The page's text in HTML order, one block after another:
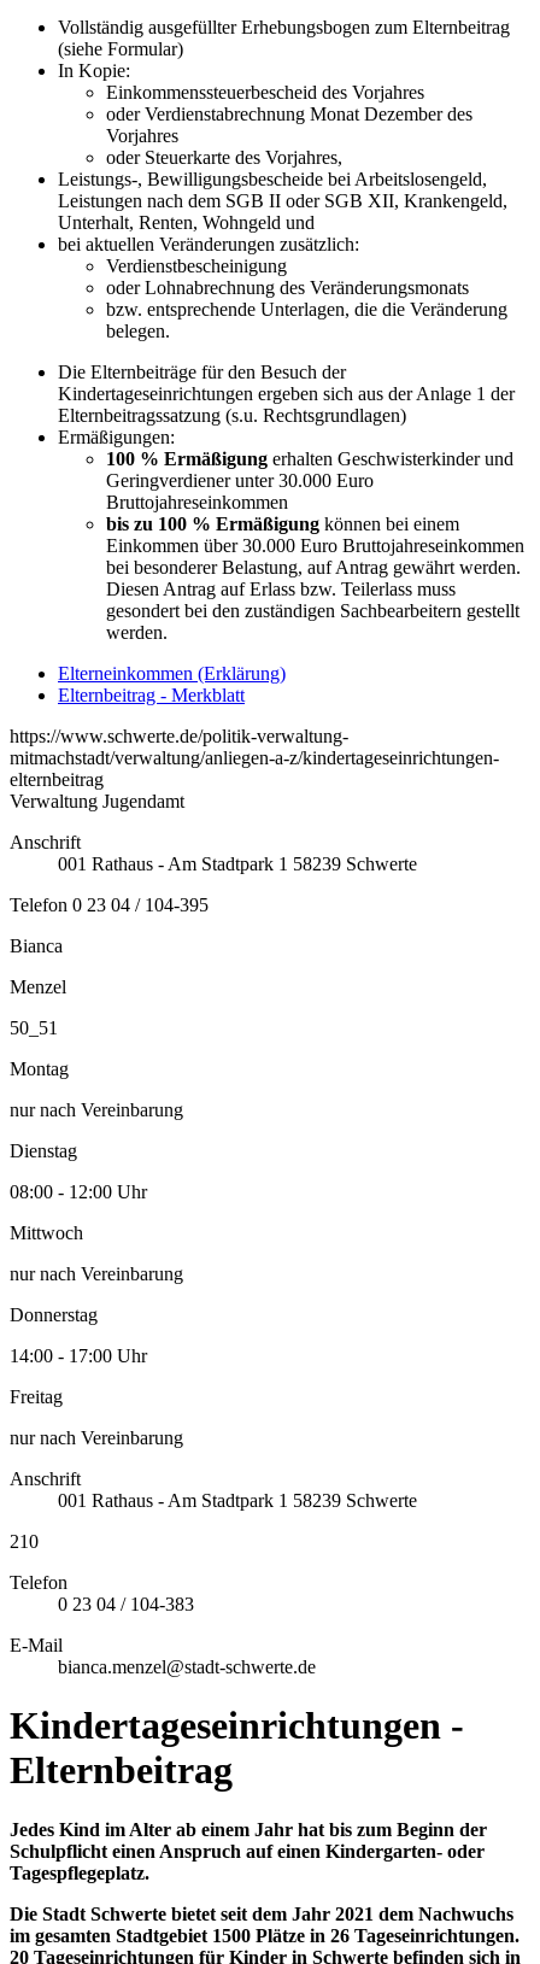
Vollständig ausgefüllter Erhebungsbogen zum Elternbeitrag
(siehe Formular)
In Kopie:
Einkommenssteuerbescheid des Vorjahres
oder Verdienstabrechnung Monat Dezember des
Vorjahres
oder Steuerkarte des Vorjahres,
Leistungs-, Bewilligungsbescheide bei Arbeitslosengeld,
Leistungen nach dem SGB II oder SGB XII, Krankengeld,
Unterhalt, Renten, Wohngeld und
bei aktuellen Veränderungen zusätzlich:
Verdienstbescheinigung
oder Lohnabrechnung des Veränderungsmonats
bzw. entsprechende Unterlagen, die die Veränderung
belegen.
Die Elternbeiträge für den Besuch der
Kindertageseinrichtungen ergeben sich aus der Anlage 1 der
Elternbeitragssatzung (s.u. Rechtsgrundlagen)
Ermäßigungen:
100 % Ermäßigung erhalten Geschwisterkinder und
Geringverdiener unter 30.000 Euro
Bruttojahreseinkommen
bis zu 100 % Ermäßigung können bei einem
Einkommen über 30.000 Euro Bruttojahreseinkommen
bei besonderer Belastung, auf Antrag gewährt werden.
Diesen Antrag auf Erlass bzw. Teilerlass muss
gesondert bei den zuständigen Sachbearbeitern gestellt
werden.
Elterneinkommen (Erklärung)
Elternbeitrag - Merkblatt
https://www.schwerte.de/politik-verwaltung-
mitmachstadt/verwaltung/anliegen-a-z/kindertageseinrichtungen-
elternbeitrag
Verwaltung Jugendamt
Anschrift
001 Rathaus - Am Stadtpark 1 58239 Schwerte
Telefon 0 23 04 / 104-395
Bianca
Menzel
50_51
Montag
nur nach Vereinbarung
Dienstag
08:00 - 12:00 Uhr
Mittwoch
nur nach Vereinbarung
Donnerstag
14:00 - 17:00 Uhr
Freitag
nur nach Vereinbarung
Anschrift
001 Rathaus - Am Stadtpark 1 58239 Schwerte
210
Telefon
0 23 04 / 104-383
E-Mail
bianca.menzel@stadt-schwerte.de
Kindertageseinrichtungen -
Elternbeitrag
Jedes Kind im Alter ab einem Jahr hat bis zum Beginn der
Schulpflicht einen Anspruch auf einen Kindergarten- oder
Tagespflegeplatz.
Die Stadt Schwerte bietet seit dem Jahr 2021 dem Nachwuchs
im gesamten Stadtgebiet 1500 Plätze in 26 Tageseinrichtungen.
20 Tageseinrichtungen für Kinder in Schwerte befinden sich in